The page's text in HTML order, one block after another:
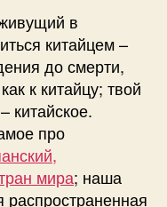
в
китайцем –
до смерти,
к китайцу; твой
китайское.
про
мира; наша
распространенная